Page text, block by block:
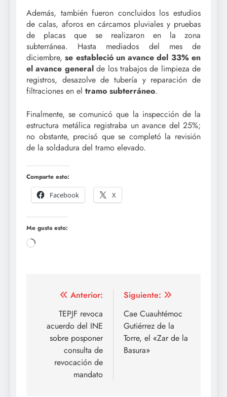
Además, también fueron concluidos los estudios
de calas, aforos en cárcamos pluviales y pruebas
de placas que se realizaron en la zona
subterránea. Hasta mediados del mes de
diciembre,se estableció un avance del 33% en
el avance generalde los trabajos de limpieza de
registros, desazolve de tubería y reparación de
filtraciones en el tramo subterráneo.
Finalmente, se comunicó que la inspección de la
estructura metálica registraba un avance del 25%;
no obstante, precisó que se completó la revisión
de la soldadura del tramo elevado.
Comparte esto:
Facebook
X
Me gusta esto:
Cargando...
Navegación
entradas
Anterior:
TEPJF revoca
acuerdo del INE
sobre posponer
consulta de
revocación de
mandato
Siguiente:
Cae Cuauhtémoc
Gutiérrez de la
Torre, el «Zar de la
Basura»